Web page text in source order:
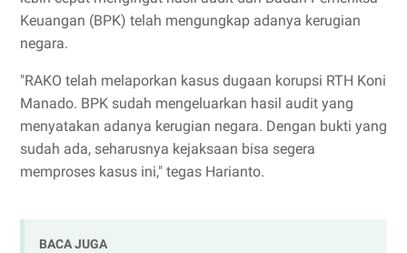
Keuangan (BPK) telah mengungkap adanya kerugian
negara.
"RAKO telah melaporkan kasus dugaan korupsi RTH Koni
Manado. BPK sudah mengeluarkan hasil audit yang
menyatakan adanya kerugian negara. Dengan bukti yang
sudah ada, seharusnya kejaksaan bisa segera
memproses kasus ini," tegas Harianto.
BACA JUGA